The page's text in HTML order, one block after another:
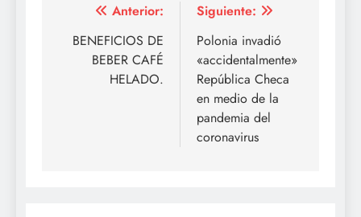
Navegación
de
entradas
Anterior:
BENEFICIOS DE
BEBER CAFÉ
HELADO.
Siguiente:
Polonia invadió
«accidentalmente»
República Checa
en medio de la
pandemia del
coronavirus